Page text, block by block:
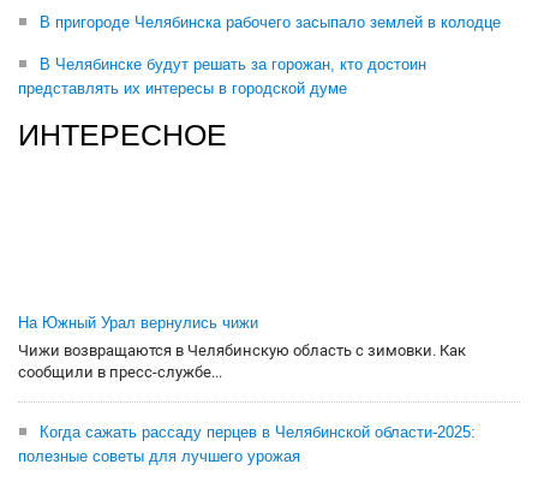
В пригороде Челябинска рабочего засыпало землей в колодце
В Челябинске будут решать за горожан, кто достоин
представлять их интересы в городской думе
ИНТЕРЕСНОЕ
На Южный Урал вернулись чижи
Чижи возвращаются в Челябинскую область с зимовки. Как
сообщили в пресс-службе...
Когда сажать рассаду перцев в Челябинской области-2025:
полезные советы для лучшего урожая